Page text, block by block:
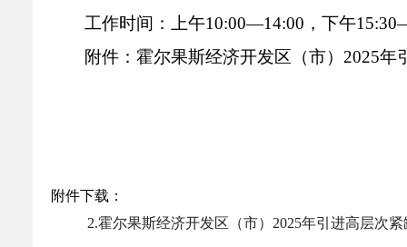
工作时间：上午10:00—14:00 ，下午1 5:3
附件：霍尔果斯经济开发区（市） 2025年
附件下载：
2.霍尔果斯经济开发区（市）2025年引进高层次